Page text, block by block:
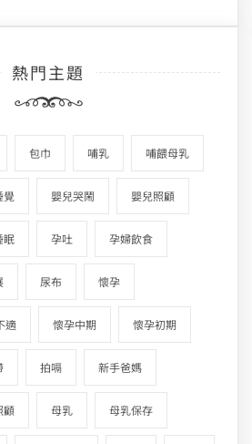
熱門主題
包巾 哺乳 哺餵母乳
覺 嬰兒哭鬧 嬰兒照顧
眠 孕吐 孕婦飲食
尿布 懷孕
適 懷孕中期 懷孕初期
拍嗝 新手爸媽
顧 母乳 母乳保存